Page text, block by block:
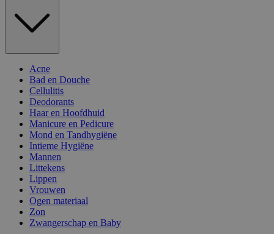
Acne
Bad en Douche
Cellulitis
Deodorants
Haar en Hoofdhuid
Manicure en Pedicure
Mond en Tandhygiëne
Intieme Hygiëne
Mannen
Littekens
Lippen
Vrouwen
Ogen materiaal
Zon
Zwangerschap en Baby